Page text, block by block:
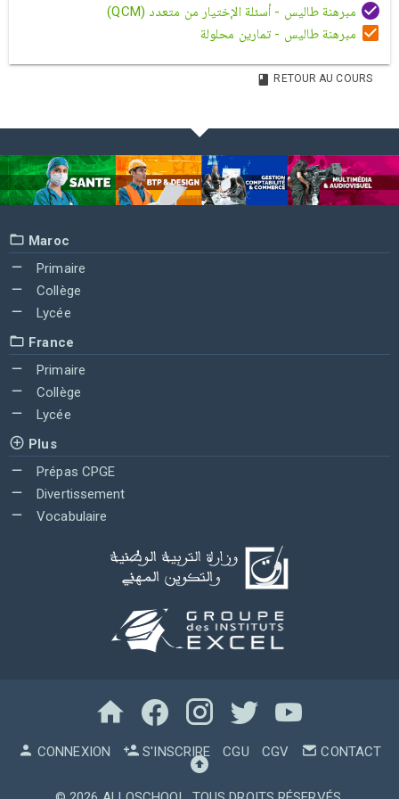
مبرهنة طاليس - أسئلة الإختيار من متعدد (QCM)
مبرهنة طاليس - تمارين محلولة
RETOUR AU COURS
Maroc
Primaire
Collège
Lycée
France
Primaire
Collège
Lycée
Plus
Prépas CPGE
Divertissement
Vocabulaire
CONNEXION S'INSCRIRE CGU CGV CONTACT